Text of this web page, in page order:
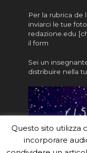
Per la rubrica de
inviarci le tue
redazione.edu
il form
Sei un
distribuire nella
Questo sito utilizza
incorporare